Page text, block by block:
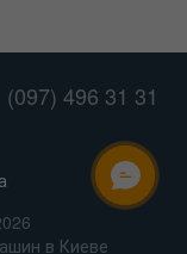
(097) 496 31 31
в Киеве
ОНЛАЙН ЧАТ